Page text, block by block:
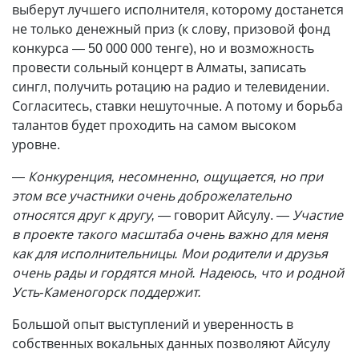
выберут лучшего исполнителя, которому достанется
не только денежный приз (к слову, призовой фонд
конкурса — 50 000 000 тенге), но и возможность
провести сольный концерт в Алматы, записать
сингл, получить ротацию на радио и телевидении.
Согласитесь, ставки нешуточные. А потому и борьба
талантов будет проходить на самом высоком
уровне.
— Конкуренция, несомненно, ощущается, но при
этом все участники очень доброжелательно
относятся друг к другу, — говорит Айсулу. — Участие
в проекте такого масштаба очень важно для меня
как для исполнительницы. Мои родители и друзья
очень рады и гордятся мной. Надеюсь, что и родной
Усть-Каменогорск поддержит.
Большой опыт выступлений и уверенность в
собственных вокальных данных позволяют Айсулу